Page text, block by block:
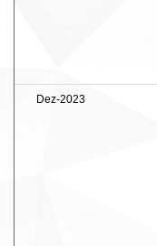
Dez-2023